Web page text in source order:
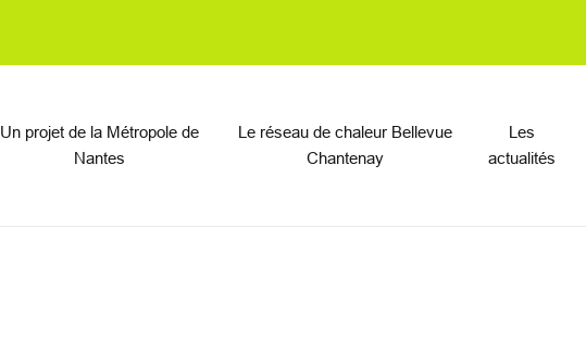
Un projet de la Métropole de
Nantes
Le réseau de chaleur Bellevue
Chantenay
Les
actualités